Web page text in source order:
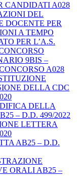
CANDIDATI A028
DEL
DOCENTE PER
A TEMPO
PER L’A.S.
9BIS –
A028
DELLA CDC
DELLA
– D.D. 499/2022
LETTERA
AB25 – D.D.
ORALI AB25 –